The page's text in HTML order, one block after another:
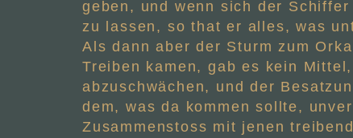
geben, und wenn sich der
zu lassen, so that er alles, was
Als dann aber der Sturm zum
Treiben kamen, gab es kein
abzuschwächen, und der
dem, was da kommen sollte,
Zusammenstoss mit jenen